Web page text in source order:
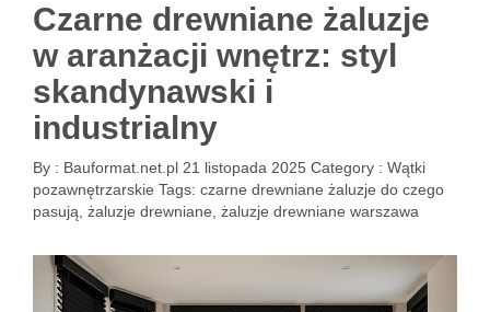
Czarne drewniane żaluzje
w aranżacji wnętrz: styl
skandynawski i
industrialny
By : Bauformat.net.pl 21 listopada 2025 Category : Wątki
pozawnętrzarskie Tags: czarne drewniane żaluzje do czego
pasują żaluzje drewniane żaluzje drewniane warszawa